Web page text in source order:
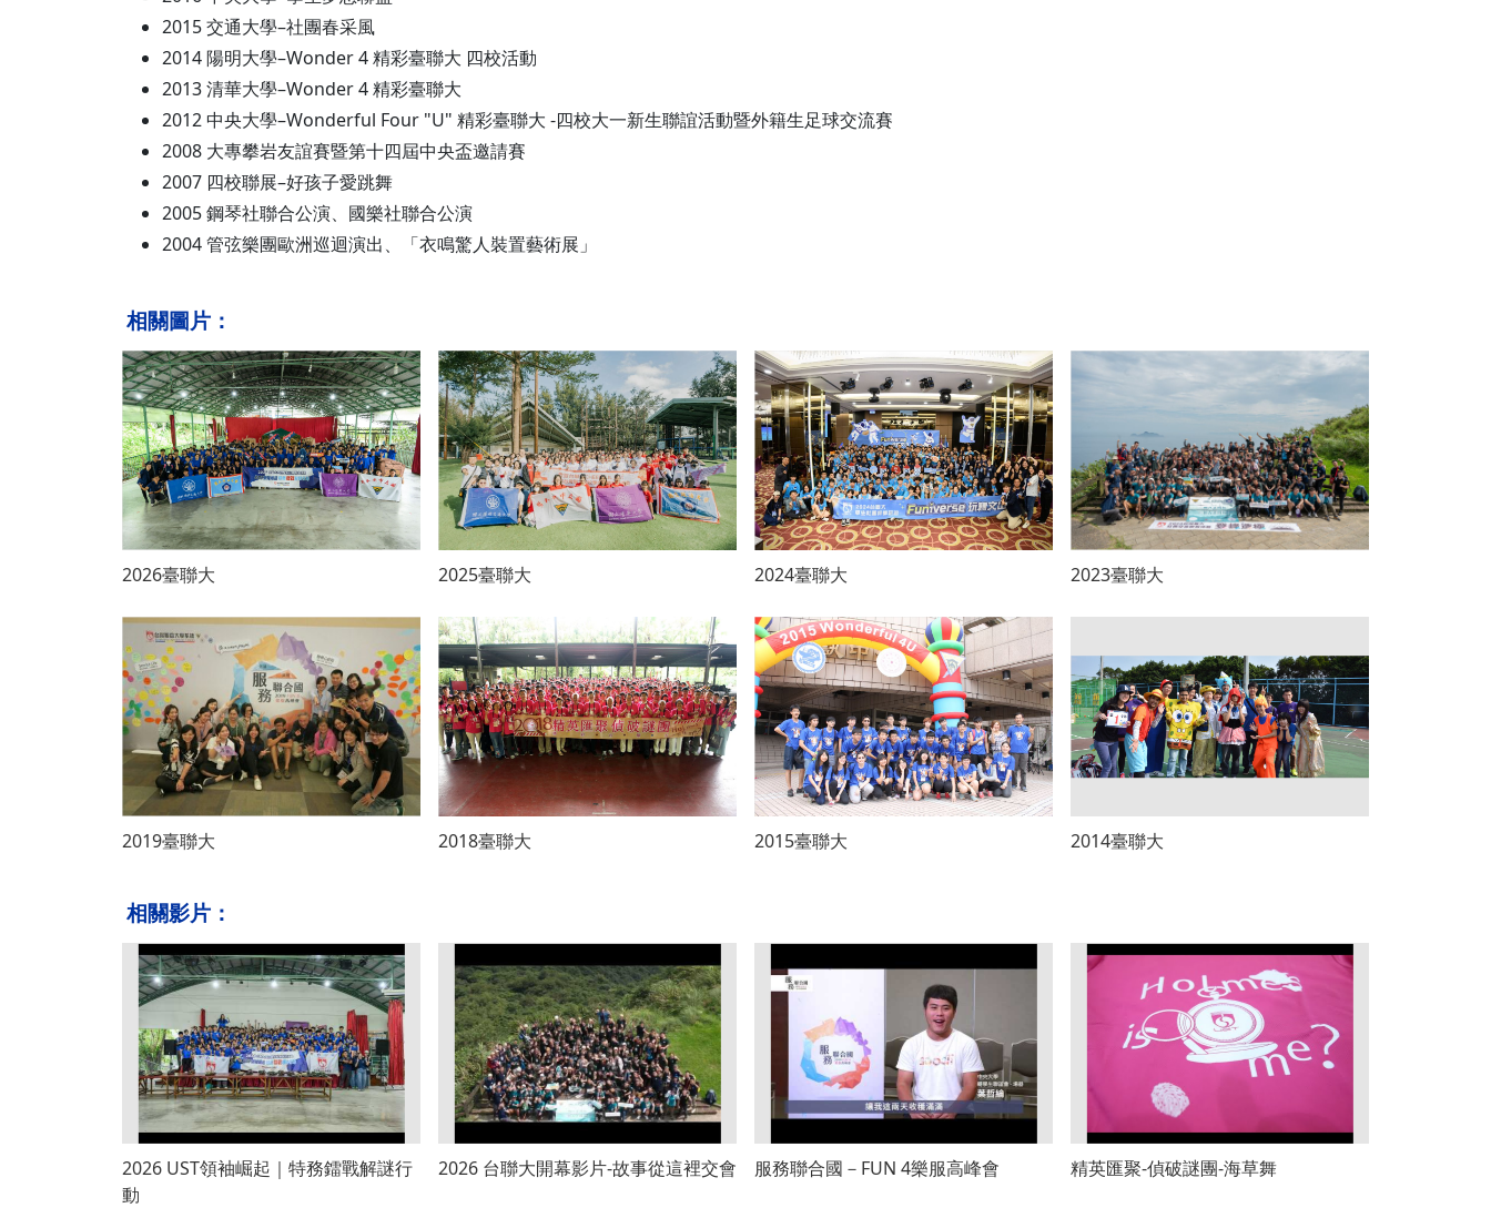
2015 交通大學–社團春采風
2014 陽明大學–Wonder 4 精彩臺聯大 四校活動
2013 清華大學–Wonder 4 精彩臺聯大
2012 中央大學–Wonderful Four "U" 精彩臺聯大 -四校大一新生聯誼活動暨外籍生足球交流賽
2008 大專攀岩友誼賽暨第十四屆中央盃邀請賽
2007 四校聯展–好孩子愛跳舞
2005 鋼琴社聯合公演、國樂社聯合公演
2004 管弦樂團歐洲巡迴演出、「衣鳴驚人裝置藝術展」
相關圖片：
2026臺聯大 2025臺聯大 2024臺聯大 2023臺聯大
2019臺聯大 2018臺聯大 2015臺聯大 2014臺聯大
相關影片：
2026 UST領袖崛起｜特務鐳戰解謎行
動
2026 台聯大開幕影片-故事從這裡交會 服務聯合國－FUN 4樂服高峰會 精英匯聚-偵破謎團-海草舞